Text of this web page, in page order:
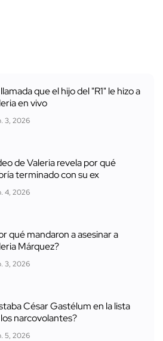
que el hijo del "R1" le hizo a
en vivo
3, 2026
de Valeria revela por qué
terminado con su ex
4, 2026
qué mandaron a asesinar a
Márquez?
3, 2026
César Gastélum en la lista
narcovolantes?
5, 2026